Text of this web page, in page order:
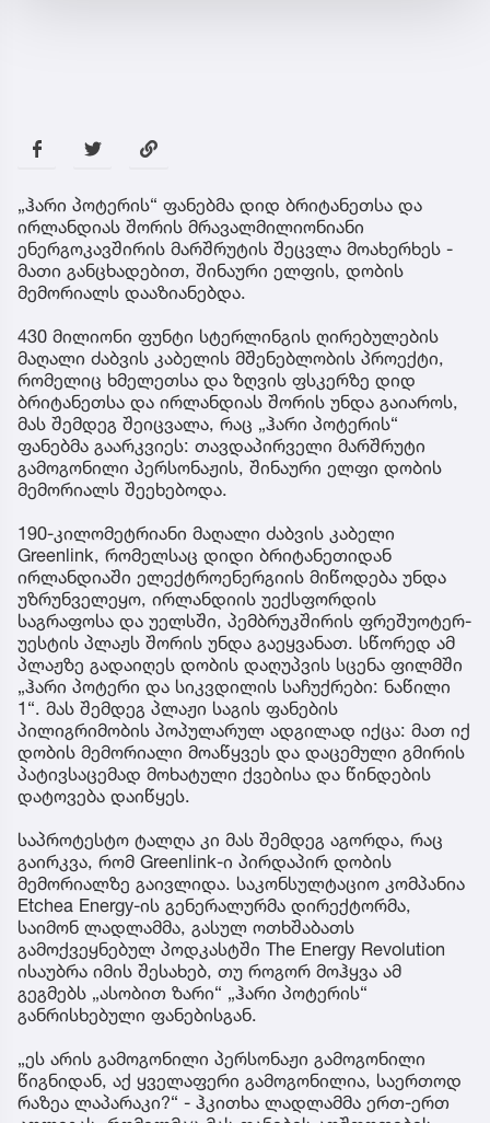
„ჰარი პოტერის“ ფანებმა დიდ ბრიტანეთსა და
ირლანდიას შორის მრავალმილიონიანი
ენერგოკავშირის მარშრუტის შეცვლა მოახერხეს -
მათი განცხადებით, შინაური ელფის, დობის
მემორიალს დააზიანებდა.
430 მილიონი ფუნტი სტერლინგის ღირებულების
მაღალი ძაბვის კაბელის მშენებლობის პროექტი,
რომელიც ხმელეთსა და ზღვის ფსკერზე დიდ
ბრიტანეთსა და ირლანდიას შორის უნდა გაიაროს,
მას შემდეგ შეიცვალა, რაც „ჰარი პოტერის“
ფანებმა გაარკვიეს: თავდაპირველი მარშრუტი
გამოგონილი პერსონაჟის, შინაური ელფი დობის
მემორიალს შეეხებოდა.
190-კილომეტრიანი მაღალი ძაბვის კაბელი
Greenlink, რომელსაც დიდი ბრიტანეთიდან
ირლანდიაში ელექტროენერგიის მიწოდება უნდა
უზრუნველეყო, ირლანდიის უექსფორდის
საგრაფოსა და უელსში, პემბრუკშირის ფრეშუოტერ-
უესტის პლაჟს შორის უნდა გაეყვანათ. სწორედ ამ
პლაჟზე გადაიღეს დობის დაღუპვის სცენა ფილმში
„ჰარი პოტერი და სიკვდილის საჩუქრები: ნაწილი
1“. მას შემდეგ პლაჟი საგის ფანების
პილიგრიმობის პოპულარულ ადგილად იქცა: მათ იქ
დობის მემორიალი მოაწყვეს და დაცემული გმირის
პატივსაცემად მოხატული ქვებისა და წინდების
დატოვება დაიწყეს.
საპროტესტო ტალღა კი მას შემდეგ აგორდა, რაც
გაირკვა, რომ Greenlink-ი პირდაპირ დობის
მემორიალზე გაივლიდა. საკონსულტაციო კომპანია
Etchea Energy-ის გენერალურმა დირექტორმა,
საიმონ ლადლამმა, გასულ ოთხშაბათს
გამოქვეყნებულ პოდკასტში The Energy Revolution
ისაუბრა იმის შესახებ, თუ როგორ მოჰყვა ამ
გეგმებს „ასობით ზარი“ „ჰარი პოტერის“
განრისხებული ფანებისგან.
„ეს არის გამოგონილი პერსონაჟი გამოგონილი
წიგნიდან, აქ ყველაფერი გამოგონილია, საერთოდ
რაზეა ლაპარაკი?“ - ჰკითხა ლადლამმა ერთ-ერთ